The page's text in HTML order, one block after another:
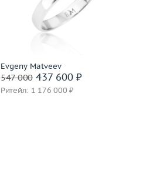
Evgeny Matveev
547 000437 600 ₽
Ритейл: 1 176 000 ₽
Материал
золото 750 пробы